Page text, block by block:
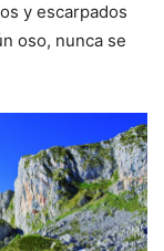
y escarpados
oso, nunca se